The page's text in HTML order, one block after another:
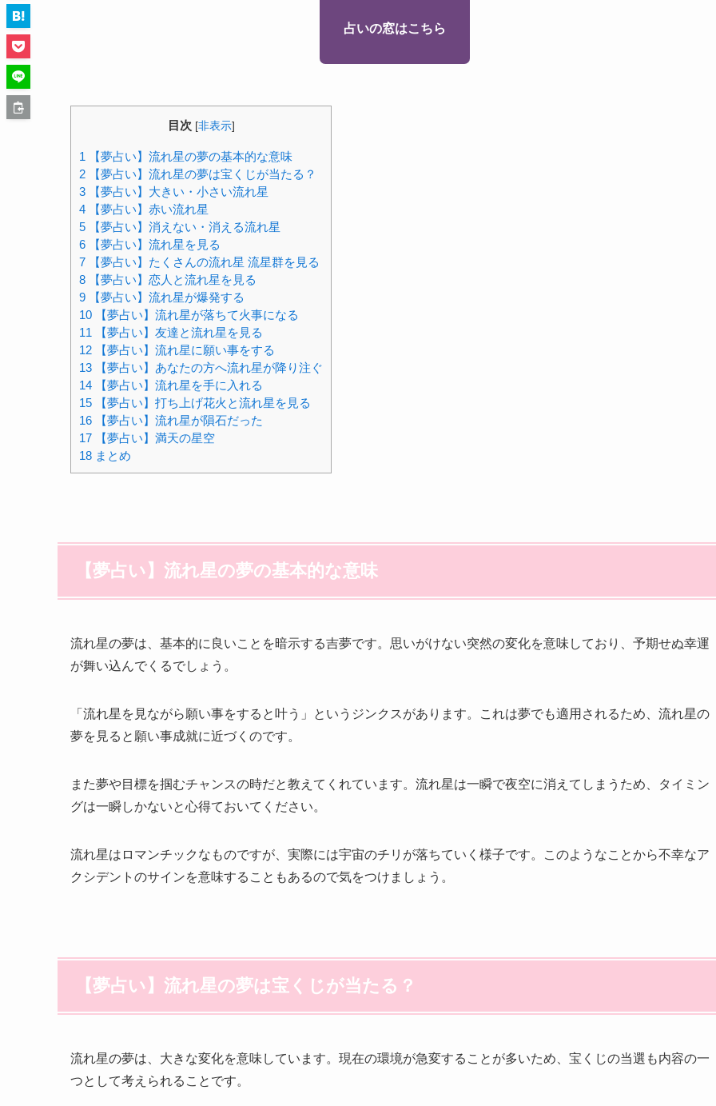
占いの窓はこちら
目次 [非表示]
1 【夢占い】流れ星の夢の基本的な意味
2 【夢占い】流れ星の夢は宝くじが当たる？
3 【夢占い】大きい・小さい流れ星
4 【夢占い】赤い流れ星
5 【夢占い】消えない・消える流れ星
6 【夢占い】流れ星を見る
7 【夢占い】たくさんの流れ星 流星群を見る
8 【夢占い】恋人と流れ星を見る
9 【夢占い】流れ星が爆発する
10 【夢占い】流れ星が落ちて火事になる
11 【夢占い】友達と流れ星を見る
12 【夢占い】流れ星に願い事をする
13 【夢占い】あなたの方へ流れ星が降り注ぐ
14 【夢占い】流れ星を手に入れる
15 【夢占い】打ち上げ花火と流れ星を見る
16 【夢占い】流れ星が隕石だった
17 【夢占い】満天の星空
18 まとめ
【夢占い】流れ星の夢の基本的な意味
流れ星の夢は、基本的に良いことを暗示する吉夢です。思いがけない突然の変化を意味しており、予期せぬ幸運
が舞い込んでくるでしょう。
「流れ星を見ながら願い事をすると叶う」というジンクスがあります。これは夢でも適用されるため、流れ星の
夢を見ると願い事成就に近づくのです。
また夢や目標を掴むチャンスの時だと教えてくれています。流れ星は一瞬で夜空に消えてしまうため、タイミン
グは一瞬しかないと心得ておいてください。
流れ星はロマンチックなものですが、実際には宇宙のチリが落ちていく様子です。このようなことから不幸なア
クシデントのサインを意味することもあるので気をつけましょう。
【夢占い】流れ星の夢は宝くじが当たる？
流れ星の夢は、大きな変化を意味しています。現在の環境が急変することが多いため、宝くじの当選も内容の一
つとして考えられることです。